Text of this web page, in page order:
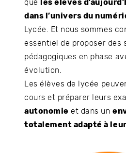
que
les élèves
dans l’univers du
Lycée. Et nous sommes
essentiel de proposer des
pédagogiques en phase
évolution.
Les élèves de lycée
cours et préparer leurs
autonomie et dans un
totalement adapté à